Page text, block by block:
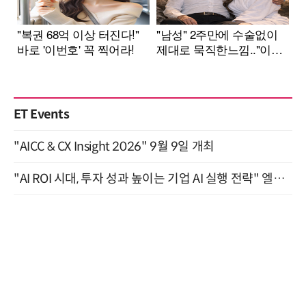
ET Events
"AICC & CX Insight 2026" 9월 9일 개최
"AI ROI 시대, 투자 성과 높이는 기업 AI 실행 전략" 엘타워 6층 (9월 18일)